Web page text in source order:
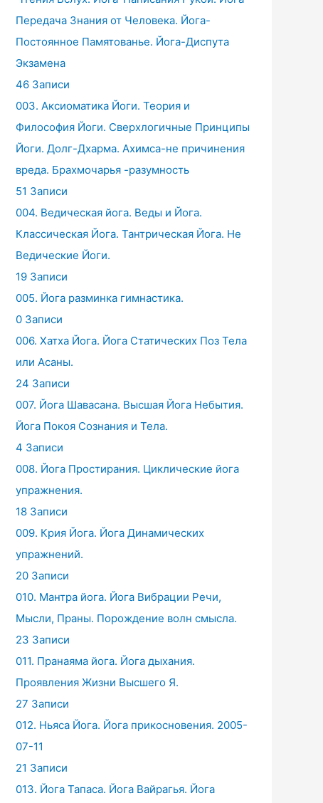
Передача Знания от Человека. Йога-
Постоянное Памятованье. Йога-Диспута
Экзамена
46 Записи
003. Аксиоматика Йоги. Теория и
Философия Йоги. Сверхлогичные Принципы
Йоги. Долг-Дхарма. Ахимса-не причинения
вреда. Брахмочарья -разумность
51 Записи
004. Ведическая йога. Веды и Йога.
Классическая Йога. Тантрическая Йога. Не
Ведические Йоги.
19 Записи
005. Йога разминка гимнастика.
0 Записи
006. Хатха Йога. Йога Статических Поз Тела
или Асаны.
24 Записи
007. Йога Шавасана. Высшая Йога Небытия.
Йога Покоя Сознания и Тела.
4 Записи
008. Йога Простирания. Циклические йога
упражнения.
18 Записи
009. Крия Йога. Йога Динамических
упражнений.
20 Записи
010. Мантра йога. Йога Вибрации Речи,
Мысли, Праны. Порождение волн смысла.
23 Записи
011. Пранаяма йога. Йога дыхания.
Проявления Жизни Высшего Я.
27 Записи
012. Ньяса Йога. Йога прикосновения. 2005-
07-11
21 Записи
013. Йога Тапаса. Йога Вайрагья. Йога